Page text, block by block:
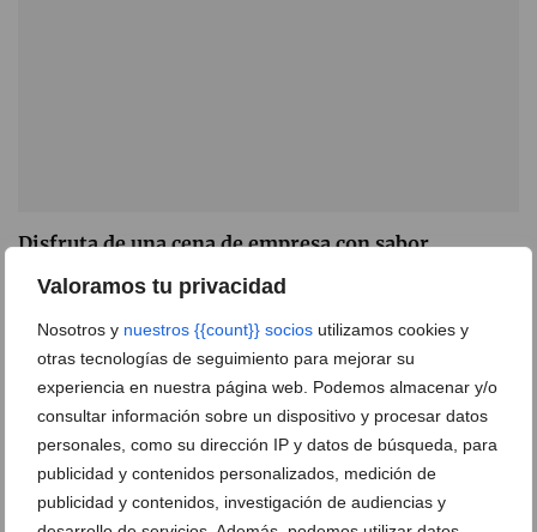
Valoramos tu privacidad
Nosotros y nuestros {{count}} socios utilizamos cookies y
otras tecnologías de seguimiento para mejorar su
experiencia en nuestra página web. Podemos almacenar y/o
consultar información sobre un dispositivo y procesar datos
personales, como su dirección IP y datos de búsqueda, para
publicidad y contenidos personalizados, medición de
publicidad y contenidos, investigación de audiencias y
Disfruta de una cena de empresa con sabor